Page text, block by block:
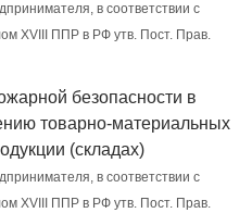
в соответствии с
XVIII ППР в РФ утв. Пост. Прав.
безопасности в
товарно-материальных
(складах)
в соответствии с
XVIII ППР в РФ утв. Пост. Прав.